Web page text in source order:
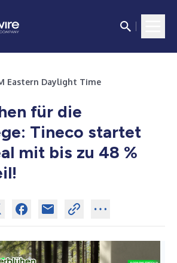
Eastern Daylight Time
für die
Tineco startet
mit bis zu 48 %